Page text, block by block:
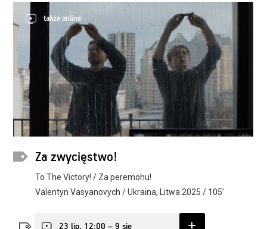
także online
Za zwycięstwo!
To The Victory! / Za peremohu!
Valentyn Vasyanovych / Ukraina, Litwa 2025 / 105’
23 lip, 12:00 – 9 sie